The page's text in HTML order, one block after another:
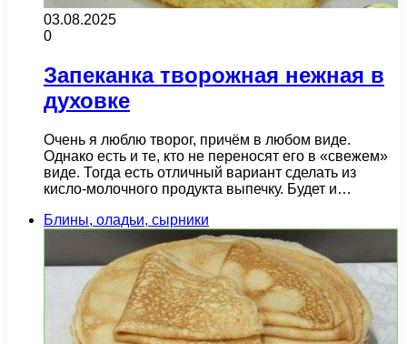
03.08.2025
0
Запеканка творожная нежная в
духовке
Очень я люблю творог, причём в любом виде.
Однако есть и те, кто не переносят его в «свежем»
виде. Тогда есть отличный вариант сделать из
кисло-молочного продукта выпечку. Будет и…
Блины, оладьи, сырники